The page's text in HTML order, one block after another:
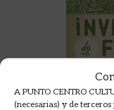
A PUNTO CENTRO
(necesarias) y de